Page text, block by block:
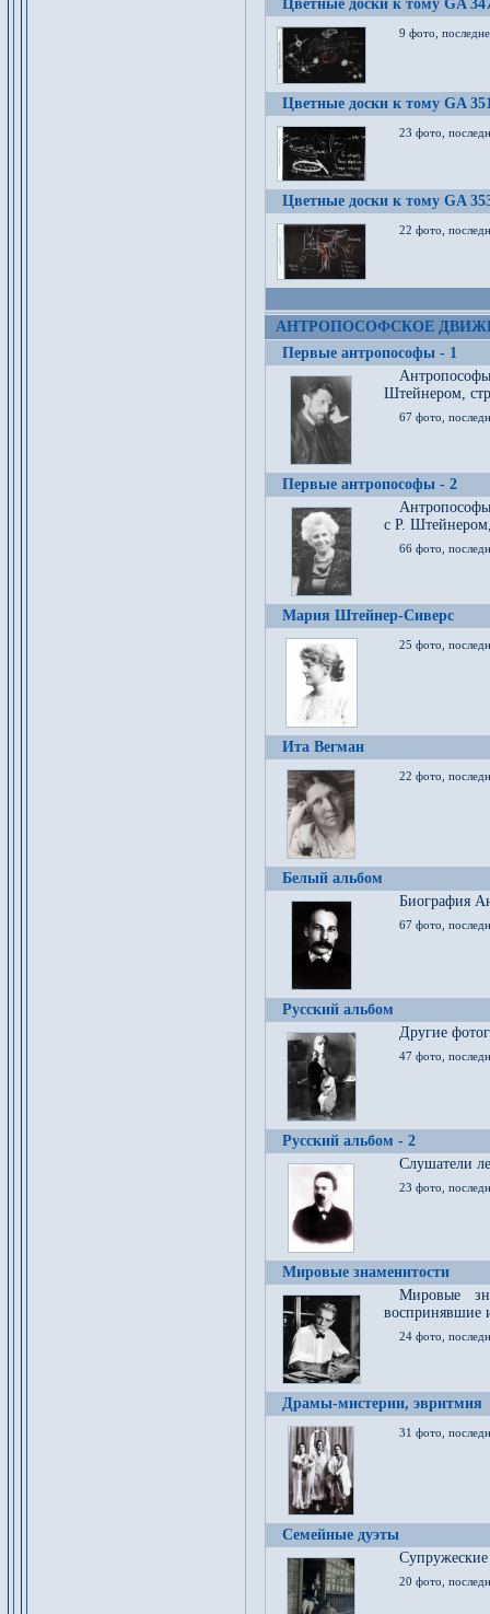
Цветные доски к тому GA
9 фото,
Цветные доски к тому GA
23 фото,
Цветные доски к тому GA
22 фото,
АНТРОПОСОФСКОЕ
Первые антропософы - 1
Штейнером,
67 фото,
Первые антропософы - 2
с Р.
66 фото,
Мария Штейнер-Сиверс
25 фото,
Ита Вегман
22 фото,
Белый альбом
Биография
67 фото,
Русский альбом
Другие
47 фото,
Русский альбом - 2
Cлушатели
23 фото,
Мировые знаменитости
Мировые
воспринявшие
24 фото,
Драмы-мистерии, эвритмия
31 фото,
Семейные дуэты
20 фото,